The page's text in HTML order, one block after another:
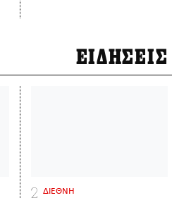
ΕΙΔΗΣΕΙΣ
ΔΙΕΘΝΗ